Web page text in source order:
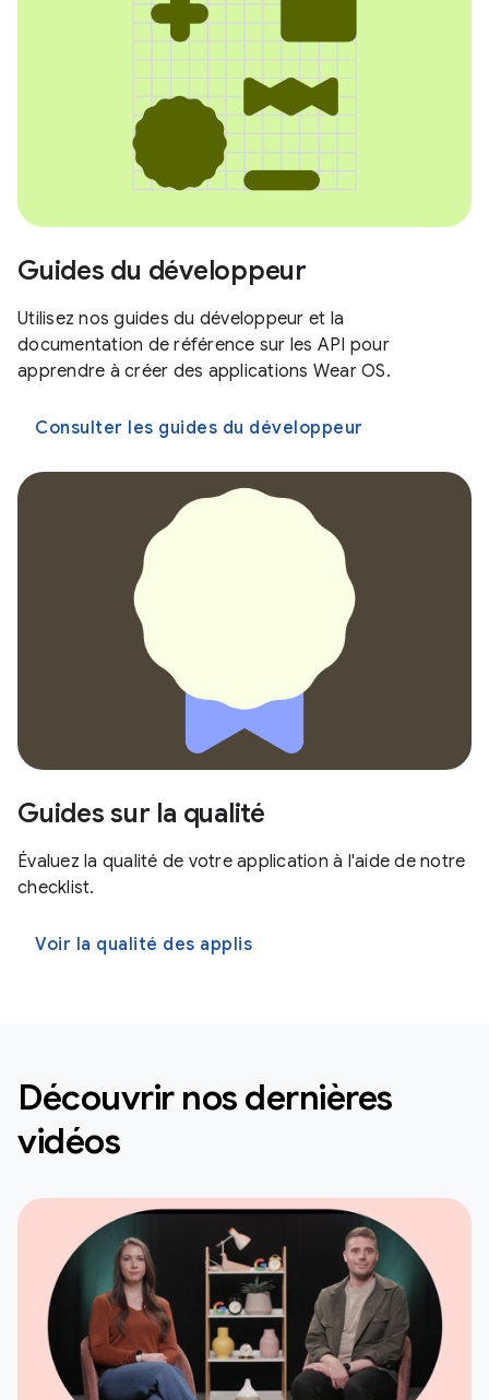
Guides du développeur
Utilisez nos guides du développeur et la
documentation de référence sur les API pour
apprendre à créer des applications Wear OS.
Consulter les guides du développeur
Guides sur la qualité
Évaluez la qualité de votre application à l'aide de notre
checklist.
Voir la qualité des applis
Découvrir nos dernières
vidéos